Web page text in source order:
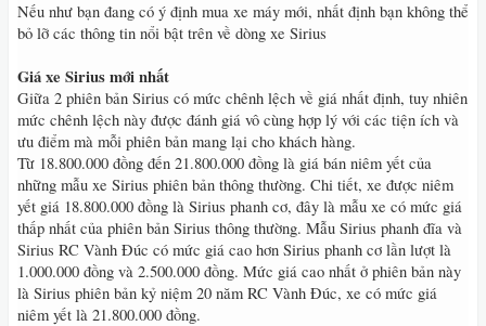
Nếu như bạn đang có ý định mua xe máy mới, nhất định bạn không thể
bỏ lỡ các thông tin nổi bật trên về dòng xe Sirius
Giá xe Sirius mới nhất
Giữa 2 phiên bản Sirius có mức chênh lệch về giá nhất định, tuy nhiên
mức chênh lệch này được đánh giá vô cùng hợp lý với các tiện ích và
ưu điểm mà mỗi phiên bản mang lại cho khách hàng.
Từ 18.800.000 đồng đến 21.800.000 đồng là giá bán niêm yết của
những mẫu xe Sirius phiên bản thông thường. Chi tiết, xe được niêm
yết giá 18.800.000 đồng là Sirius phanh cơ, đây là mẫu xe có mức giá
thấp nhất của phiên bản Sirius thông thường. Mẫu Sirius phanh đĩa và
Sirius RC Vành Đúc có mức giá cao hơn Sirius phanh cơ lần lượt là
1.000.000 đồng và 2.500.000 đồng. Mức giá cao nhất ở phiên bản này
là Sirius phiên bản kỷ niệm 20 năm RC Vành Đúc, xe có mức giá
niêm yết là 21.800.000 đồng.